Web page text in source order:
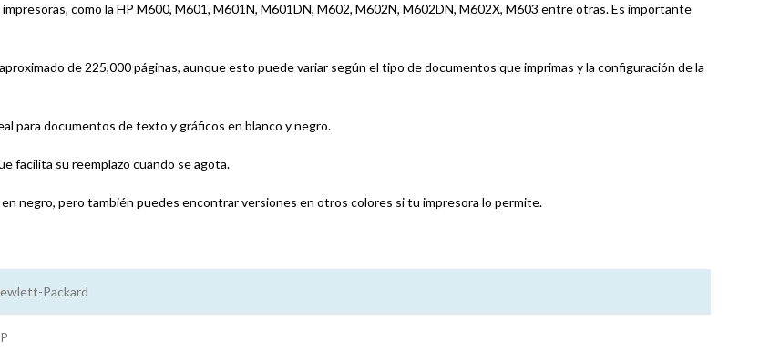
como la HP M600, M601, M601N, M601DN, M602, M602N, M602DN, M602X, M603 entre otras. Es importante
de 225,000 páginas, aunque esto puede variar según el tipo de documentos que imprimas y la configuración de la
para documentos de texto y gráficos en blanco y negro.
facilita su reemplazo cuando se agota.
negro, pero también puedes encontrar versiones en otros colores si tu impresora lo permite.
Packard